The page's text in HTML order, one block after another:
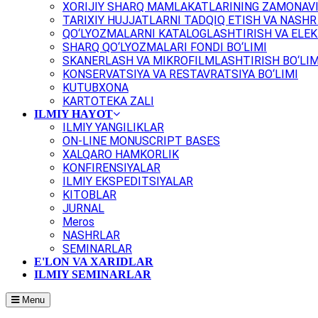
XORIJIY SHARQ MAMLAKATLARINING
TARIXIY HUJJATLARNI TADQIQ ETISH VA
QO‘LYOZMALARNI KATALOGLASHTIRISH VA
SHARQ QO‘LYOZMALARI FONDI BO‘LIMI
SKANERLASH VA MIKROFILMLASHTIRISH
KONSERVATSIYA VA RESTAVRATSIYA BO‘LIMI
KUTUBXONA
KARTOTEKA ZALI
ILMIY HAYOT
ILMIY YANGILIKLAR
ON-LINE MONUSCRIPT BASES
XALQARO HAMKORLIK
KONFIRENSIYALAR
ILMIY EKSPEDITSIYALAR
KITOBLAR
JURNAL
Meros
NASHRLAR
SEMINARLAR
E'LON VA XARIDLAR
ILMIY SEMINARLAR
Menu